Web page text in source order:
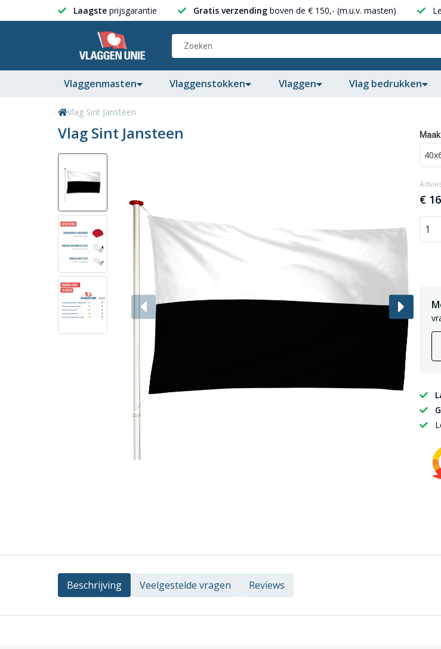
Laagste prijsgarantie Gratis verzending boven de € 150,- (m.u.v. masten)
Vlaggenmasten Vlaggenstokken Vlaggen Vlag bedrukken
Vlag Sint Jansteen
Vlag Sint Jansteen
€
Beschrijving Veelgestelde vragen Reviews